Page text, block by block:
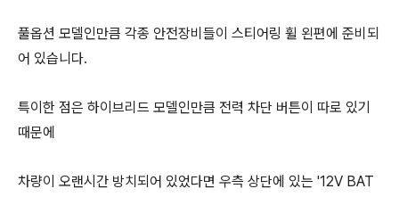
풀옵션 모델인만큼 각종 안전장비들이 스티어링 휠 왼편에 준비되
어 있습니다.
특이한 점은 하이브리드 모델인만큼 전력 차단 버튼이 따로 있기
때문에
차량이 오랜시간 방치되어 있었다면 우측 상단에 있는 '12V BAT